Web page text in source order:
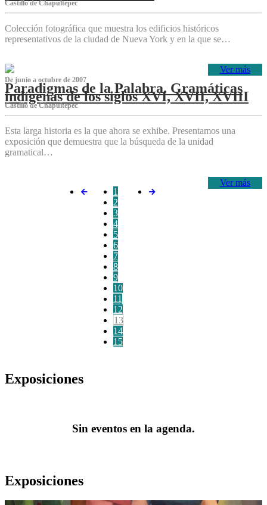
Castillo de Chapultepec
Colección fotográfica que muestra los edificios históricos
representativos de la ciudad de Nueva York y en la que se…
Ver más
De junio a octubre de 2007
Paradigmas de la Palabra. Gramáticas
indígenas de los siglos XVI, XVII, XVIII
Castillo de Chapultepec
Esta larga historia es la que ahora se exhibe. Presentamos una
exposición que demuestra que la búsqueda de la unidad
gramatical…
Ver más
1
2
3
4
5
6
7
8
9
10
11
12
13
14
15
Exposiciones
Sin eventos en la agenda.
Exposiciones